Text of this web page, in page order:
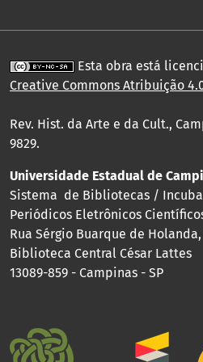
Esta obra está
Creative Commons Atribuição
Rev. Hist. da Arte e da Cult.,
9829.
Universidade Estadual de
Sistema de Bibliotecas /
Periódicos Eletrônicos
Rua Sérgio Buarque de
Biblioteca Central César Lattes
13089-859 - Campinas - SP